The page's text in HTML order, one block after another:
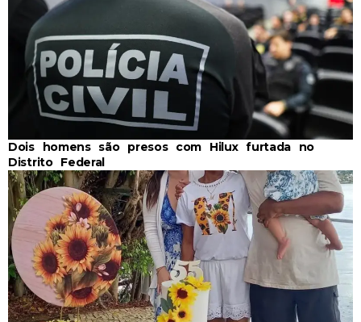
Dois homens são presos com Hilux furtada no
Distrito Federal